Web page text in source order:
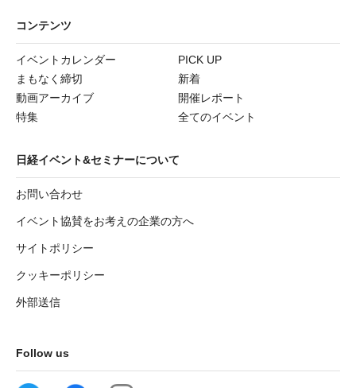
コンテンツ
イベントカレンダー
PICK UP
まもなく締切
新着
動画アーカイブ
開催レポート
特集
全てのイベント
日経イベント&セミナーについて
お問い合わせ
イベント協賛をお考えの企業の方へ
サイトポリシー
クッキーポリシー
外部送信
Follow us